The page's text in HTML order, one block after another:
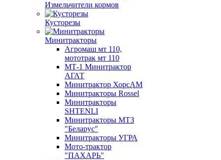
Измельчители кормов
Кусторезы
Минитракторы
Агромаш мт 110,
мототрак мт 110
МТ-1 Минитрактор
АГАТ
Минитрактор ХорсАМ
Минитракторы Rossel
Минитракторы
SHTENLI
Минитракторы МТЗ
"Беларус"
Минитракторы УГРА
Мото-трактор
"ПАХАРЬ"